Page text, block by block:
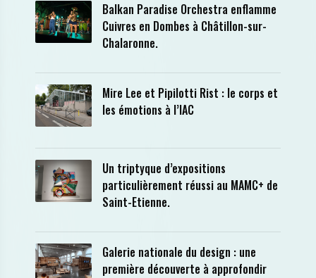
Balkan Paradise Orchestra enflamme
Cuivres en Dombes à Châtillon-sur-
Chalaronne.
Mire Lee et Pipilotti Rist : le corps et
les émotions à l’IAC
Un triptyque d’expositions
particulièrement réussi au MAMC+ de
Saint-Etienne.
Galerie nationale du design : une
première découverte à approfondir